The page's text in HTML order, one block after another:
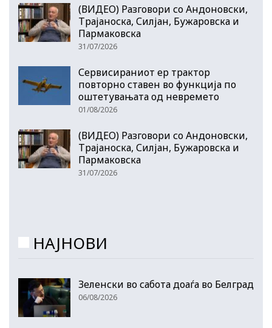
(ВИДЕО) Разговори со Андоновски,
Трајаноска, Силјан, Бужаровска и
Пармаковска
31/07/2026
Сервисираниот ер трактор
повторно ставен во функција по
оштетувањата од невремето
01/08/2026
(ВИДЕО) Разговори со Андоновски,
Трајаноска, Силјан, Бужаровска и
Пармаковска
31/07/2026
НАЈНОВИ
Зеленски во сабота доаѓа во Белград
06/08/2026